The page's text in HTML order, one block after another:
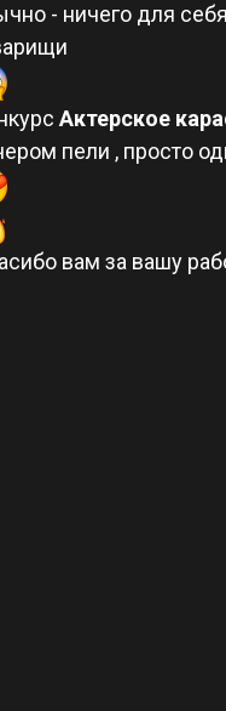
- ничего для
Актерское
пели , просто
вам за вашу